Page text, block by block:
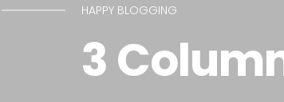
HAPPY BLOGGING
3